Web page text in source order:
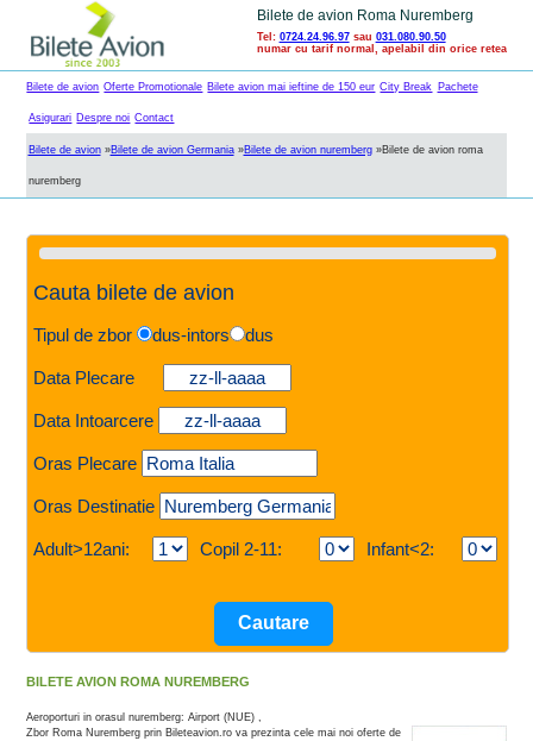
Bilete de avion Roma Nuremberg
Tel: 0724.24.96.97sau 031.080.90.50
numar cu tarif normal, apelabil din orice retea
Bilete de avion Oferte Promotionale Bilete avion mai ieftine de 150 eur City Break Pachete
Asigurari Despre noi Contact
Bilete de avion»Bilete de avion Germania»Bilete de avion nuremberg»Bilete de avion roma
nuremberg
Cauta bilete de avion
Tipul de zbor dus-intors dus
Data Plecare
Data Intoarcere
Oras Plecare
Oras Destinatie
Adult>12ani: Copil 2-11: Infant<2:
BILETE AVION ROMA NUREMBERG
Aeroporturi in orasul nuremberg: Airport (NUE) ,
Zbor Roma Nuremberg prin Bileteavion.ro va prezinta cele mai noi oferte de